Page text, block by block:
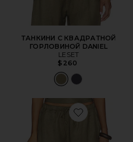
ТАНКИНИ С КВАДРАТНОЙ
ГОРЛОВИНОЙ DANIEL
LESET
$260
Favorite